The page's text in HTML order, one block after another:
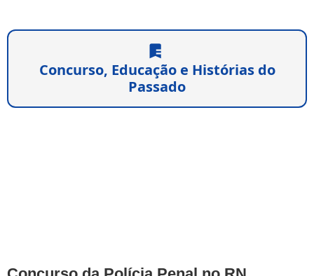
Concurso, Educação e Histórias do
Passado